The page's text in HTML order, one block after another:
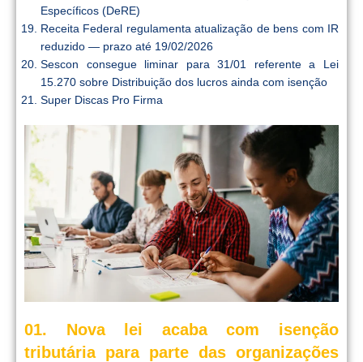
Específicos (DeRE)
Receita Federal regulamenta atualização de bens com IR
reduzido — prazo até 19/02/2026
Sescon consegue liminar para 31/01 referente a Lei
15.270 sobre Distribuição dos lucros ainda com isenção
Super Discas Pro Firma
01. Nova lei acaba com isenção
tributária para parte das organizações